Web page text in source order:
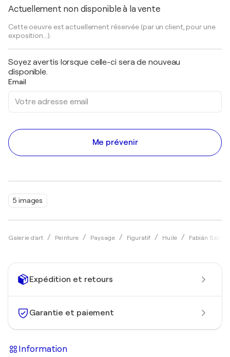
5 images
Galerie d'art Peinture Paysage Figuratif Huile Fabián
Actuellement non disponible à la vente
Cette oeuvre est actuellement réservée (par un client, pour une
exposition...).
Soyez avertis lorsque celle-ci sera de nouveau
disponible.
Email
Me prévenir
Expédition et retours
Garantie et paiement
Information